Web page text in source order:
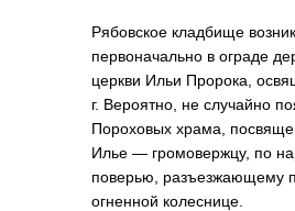
Рябовское кладбище
первоначально в ограде
церкви Ильи Пророка,
г. Вероятно, не случайно
Пороховых храма,
Илье — громовержцу, по
поверью, разъезжающему
огненной колеснице.